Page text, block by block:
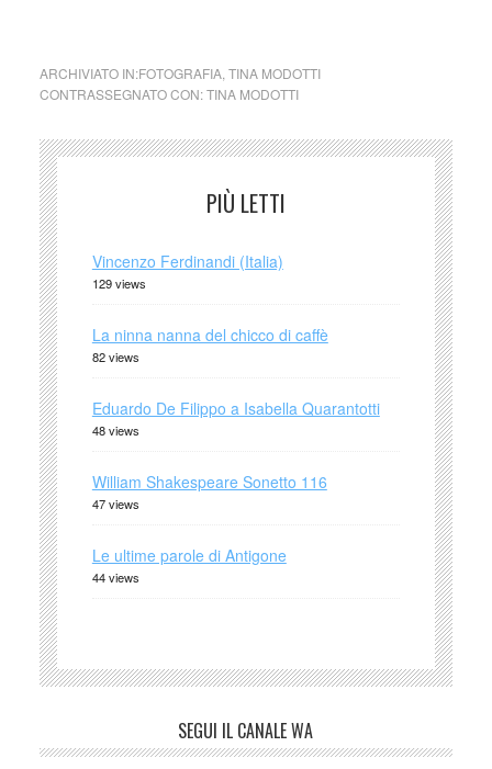
ARCHIVIATO IN:FOTOGRAFIA, TINA MODOTTI
CONTRASSEGNATO CON:TINA MODOTTI
PIÙ LETTI
Vincenzo Ferdinandi (Italia)
129 views
La ninna nanna del chicco di caffè
82 views
Eduardo De Filippo a Isabella Quarantotti
48 views
William Shakespeare Sonetto 116
47 views
Le ultime parole di Antigone
44 views
SEGUI IL CANALE WA